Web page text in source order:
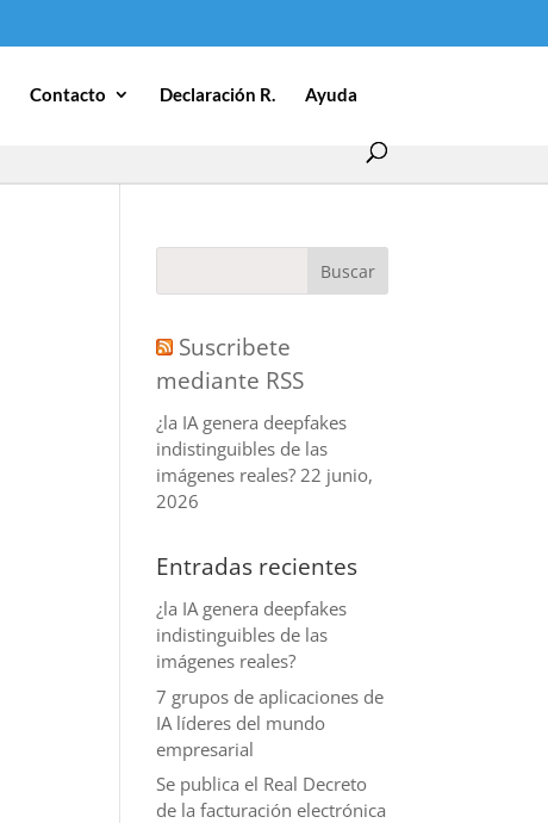
Contacto Declaración R. Ayuda
Suscribete
mediante RSS
¿la IA genera deepfakes
indistinguibles de las
imágenes reales? 22 junio,
2026
Entradas recientes
¿la IA genera deepfakes
indistinguibles de las
imágenes reales?
7 grupos de aplicaciones de
IA líderes del mundo
empresarial
Se publica el Real Decreto
de la facturación electrónica